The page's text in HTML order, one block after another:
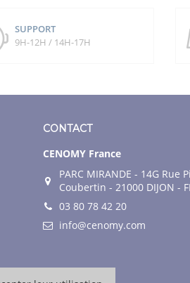
SUPPORT
9H-12H / 14H-17H
CONTACT
CENOMY France
PARC MIRANDE - 14G Rue
Coubertin - 21000 DIJON -
03 80 78 42 20
info@cenomy.com